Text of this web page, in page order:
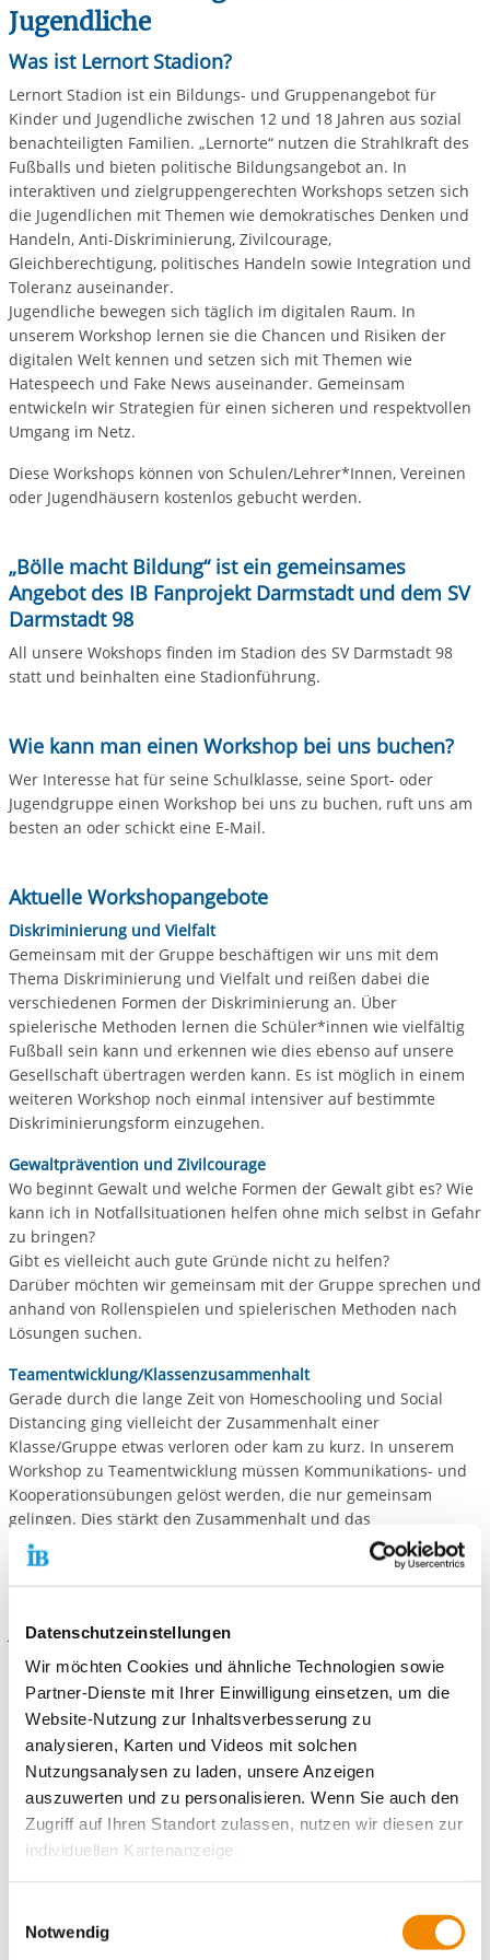
Datenschutzeinstellungen
Wir möchten Cookies und ähnliche Technologien sowie
Partner-Dienste mit Ihrer Einwilligung einsetzen, um die
Website-Nutzung zur Inhaltsverbesserung zu
analysieren, Karten und Videos mit solchen
Nutzungsanalysen zu laden, unsere Anzeigen
auszuwerten und zu personalisieren. Wenn Sie auch den
Zugriff auf Ihren Standort zulassen, nutzen wir diesen zur
individuellen Kartenanzeige.
unsere Partner Daten wie Ihre IP-Adresse und
verarbeiten diese zusammen mit Daten von anderen
Notwendig
Jugendliche
Was ist Lernort Stadion?
Lernort Stadion ist ein Bildungs- und Gruppenangebot für
Kinder und Jugendliche zwischen 12 und 18 Jahren aus sozial
benachteiligten Familien. „Lernorte“ nutzen die Strahlkraft des
Fußballs und bieten politische Bildungsangebot an. In
interaktiven und zielgruppengerechten Workshops setzen sich
die Jugendlichen mit Themen wie demokratisches Denken und
Handeln, Anti-Diskriminierung, Zivilcourage,
Gleichberechtigung, politisches Handeln sowie Integration und
Toleranz auseinander.
Jugendliche bewegen sich täglich im digitalen Raum. In
unserem Workshop lernen sie die Chancen und Risiken der
digitalen Welt kennen und setzen sich mit Themen wie
Hatespeech und Fake News auseinander. Gemeinsam
entwickeln wir Strategien für einen sicheren und respektvollen
Umgang im Netz.
Diese Workshops können von Schulen/Lehrer*Innen, Vereinen
oder Jugendhäusern kostenlos gebucht werden.
„Bölle macht Bildung“ ist ein gemeinsames
Angebot des IB Fanprojekt Darmstadt und dem SV
Darmstadt 98
All unsere Wokshops finden im Stadion des SV Darmstadt 98
statt und beinhalten eine Stadionführung.
Wie kann man einen Workshop bei uns buchen?
Wer Interesse hat für seine Schulklasse, seine Sport- oder
Jugendgruppe einen Workshop bei uns zu buchen, ruft uns am
besten an oder schickt eine E-Mail.
Aktuelle Workshopangebote
Diskriminierung und Vielfalt
Gemeinsam mit der Gruppe beschäftigen wir uns mit dem
Thema Diskriminierung und Vielfalt und reißen dabei die
verschiedenen Formen der Diskriminierung an. Über
spielerische Methoden lernen die Schüler*innen wie vielfältig
Fußball sein kann und erkennen wie dies ebenso auf unsere
Gesellschaft übertragen werden kann. Es ist möglich in einem
weiteren Workshop noch einmal intensiver auf bestimmte
Diskriminierungsform einzugehen.
Gewaltprävention und Zivilcourage
Wo beginnt Gewalt und welche Formen der Gewalt gibt es? Wie
kann ich in Notfallsituationen helfen ohne mich selbst in Gefahr
zu bringen?
Gibt es vielleicht auch gute Gründe nicht zu helfen?
Darüber möchten wir gemeinsam mit der Gruppe sprechen und
anhand von Rollenspielen und spielerischen Methoden nach
Lösungen suchen.
Teamentwicklung/Klassenzusammenhalt
Gerade durch die lange Zeit von Homeschooling und Social
Distancing ging vielleicht der Zusammenhalt einer
Klasse/Gruppe etwas verloren oder kam zu kurz. In unserem
Workshop zu Teamentwicklung müssen Kommunikations- und
Kooperationsübungen gelöst werden, die nur gemeinsam
gelingen. Dies stärkt den Zusammenhalt und das
Zugehörigkeitsgefühl.
Bölle macht Medienkompetenz-Fake News und Hatespeech im
Jugendliche bewegen sich täglich im digitalen Raum. In
unserem Workshop lernen sie die Chancen und Risiken der
digitalen Welt kennen und setzen sich mit Themen wie
Hatespeech und Fake News auseinander. Gemeinsam
entwickeln wir Strategien für einen sicheren und respektvollen
Umgang im Netz.
In jeden Workshop ist eine Stadionführung von unserem Bölle
integriert.
Der Ablauf
einer Mischung aus dem Kennenlernen des Stadions und
einem von verschiedenen Workshops der politischen Bildung.